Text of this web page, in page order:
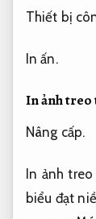
Thiết bị
In ấn.
In ảnh
Nâng cấp.
In ảnh
biểu đạt